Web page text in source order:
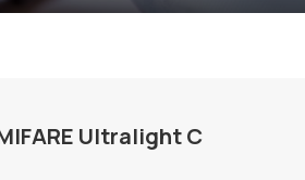
Ultralight C